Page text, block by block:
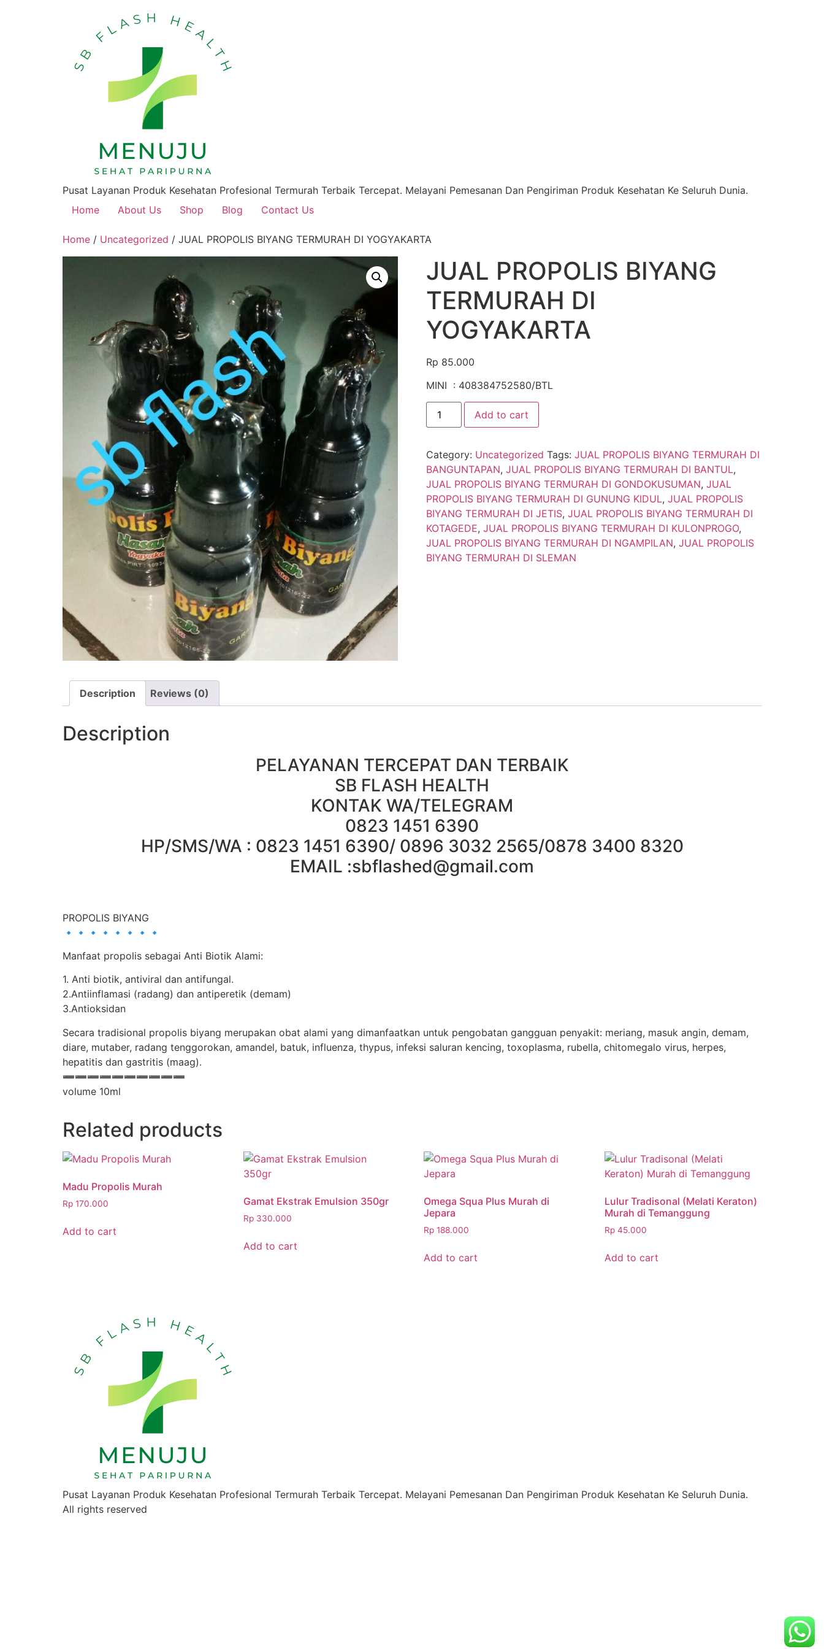
Pusat Layanan Produk Kesehatan Profesional Termurah Terbaik Tercepat. Melayani Pemesanan Dan Pengiriman Produk Kesehatan Ke Seluruh Dunia.
Home
About Us Shop Blog Contact Us
Home / Uncategorized / JUAL PROPOLIS BIYANG TERMURAH DI YOGYAKARTA
JUAL PROPOLIS BIYANG
TERMURAH DI
YOGYAKARTA
Rp 85.000
MINI : 408384752580/BTL
Add to cart
Category: Uncategorized Tags: JUAL PROPOLIS BIYANG TERMURAH DI
BANGUNTAPAN, JUAL PROPOLIS BIYANG TERMURAH DI BANTUL,
JUAL PROPOLIS BIYANG TERMURAH DI GONDOKUSUMAN, JUAL
PROPOLIS BIYANG TERMURAH DI GUNUNG KIDUL, JUAL PROPOLIS
BIYANG TERMURAH DI JETIS, JUAL PROPOLIS BIYANG TERMURAH DI
KOTAGEDE, JUAL PROPOLIS BIYANG TERMURAH DI KULONPROGO,
JUAL PROPOLIS BIYANG TERMURAH DI NGAMPILAN, JUAL PROPOLIS
BIYANG TERMURAH DI SLEMAN
Description Reviews (0)
Description
PELAYANAN TERCEPAT DAN TERBAIK
SB FLASH HEALTH
KONTAK WA/TELEGRAM
0823 1451 6390
HP/SMS/WA : 0823 1451 6390/ 0896 3032 2565/0878 3400 8320
EMAIL :sbflashed@gmail.com
PROPOLIS BIYANG
🔹🔹🔹🔹🔹🔹🔹🔹
Manfaat propolis sebagai Anti Biotik Alami:
1. Anti biotik, antiviral dan antifungal.
2.Antiinflamasi (radang) dan antiperetik (demam)
3.Antioksidan
Secara tradisional propolis biyang merupakan obat alami yang dimanfaatkan untuk pengobatan gangguan penyakit: meriang, masuk angin, demam,
diare, mutaber, radang tenggorokan, amandel, batuk, influenza, thypus, infeksi saluran kencing, toxoplasma, rubella, chitomegalo virus, herpes,
hepatitis dan gastritis (maag).
➖➖➖➖➖➖➖➖➖➖
volume 10ml
Related products
Madu Propolis Murah
Rp 170.000
Add to cart
Gamat Ekstrak Emulsion 350gr
Rp330.000
Add to cart
Omega Squa Plus Murah di
Jepara
Rp 188.000
Add to cart
Lulur Tradisonal (Melati Keraton)
Murah di Temanggung
Rp 45.000
Add to cart
Pusat Layanan Produk Kesehatan Profesional Termurah Terbaik Tercepat. Melayani Pemesanan Dan Pengiriman Produk Kesehatan Ke Seluruh Dunia.
All rights reserved